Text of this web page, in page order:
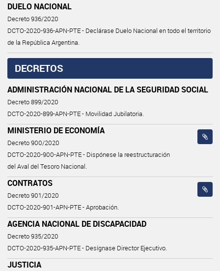
DUELO NACIONAL
Decreto 936/2020
DCTO-2020-936-APN-PTE - Declárase Duelo Nacional en todo el territorio
de la República Argentina.
DECRETOS
ADMINISTRACIÓN NACIONAL DE LA SEGURIDAD SOCIAL
Decreto 899/2020
DCTO-2020-899-APN-PTE - Movilidad Jubilatoria.
MINISTERIO DE ECONOMÍA
Decreto 900/2020
DCTO-2020-900-APN-PTE - Dispónese la reestructuración
del Aval del Tesoro Nacional.
CONTRATOS
Decreto 901/2020
DCTO-2020-901-APN-PTE - Aprobación.
AGENCIA NACIONAL DE DISCAPACIDAD
Decreto 935/2020
DCTO-2020-935-APN-PTE - Desígnase Director Ejecutivo.
JUSTICIA